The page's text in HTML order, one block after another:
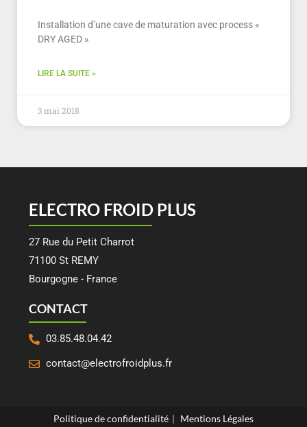
Installation d’une cave de maturation avec process «
DRY AGED »
LIRE LA SUITE »
3 mai 2018
ELECTRO FROID PLUS
27 Rue du Petit Charrot
71100 St REMY
Bourgogne - France
CONTACT
03.85.48.04.42
contact@electrofroidplus.fr
Politique de confidentialité Mentions Légales